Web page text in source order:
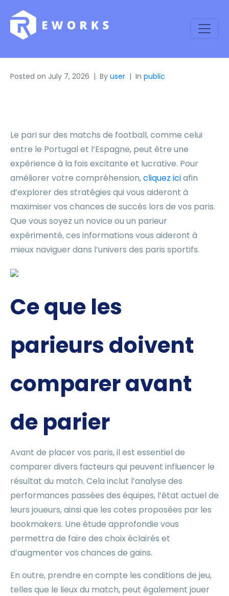
Posted on July 7, 2026 By user In public
Le pari sur des matchs de football, comme celui
entre le Portugal et l’Espagne, peut être une
expérience à la fois excitante et lucrative. Pour
améliorer votre compréhension,cliquez iciafin
d’explorer des stratégies qui vous aideront à
maximiser vos chances de succès lors de vos paris.
Que vous soyez un novice ou un parieur
expérimenté, ces informations vous aideront à
mieux naviguer dans l’univers des paris sportifs.
Ce que les
parieurs doivent
comparer avant
de parier
Avant de placer vos paris, il est essentiel de
comparer divers facteurs qui peuvent influencer le
résultat du match. Cela inclut l’analyse des
performances passées des équipes, l’état actuel de
leurs joueurs, ainsi que les cotes proposées par les
bookmakers. Une étude approfondie vous
permettra de faire des choix éclairés et
d’augmenter vos chances de gains.
En outre, prendre en compte les conditions de jeu,
telles que le lieux du match, peut également jouer